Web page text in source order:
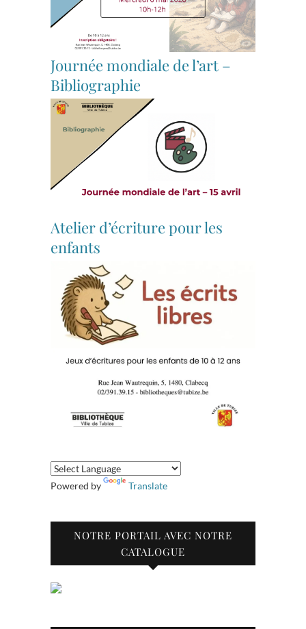
Journée mondiale de l’art –
Bibliographie
Atelier d’écriture pour les
enfants
Powered by Translate
NOTRE PORTAIL AVEC NOTRE
CATALOGUE